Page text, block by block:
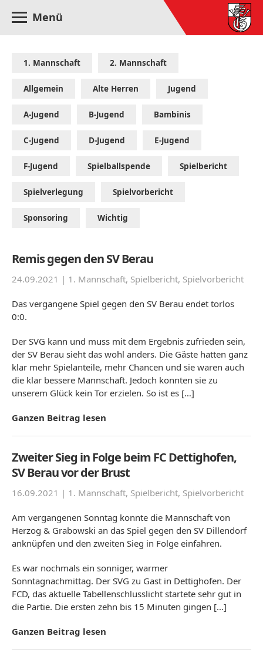
Menü
1. Mannschaft 2. Mannschaft
Allgemein Alte Herren Jugend
A-Jugend B-Jugend Bambinis
C-Jugend D-Jugend E-Jugend
F-Jugend Spielballspende Spielbericht
Spielverlegung Spielvorbericht
Sponsoring Wichtig
Remis gegen den SV Berau
24.09.2021 | 1. Mannschaft, Spielbericht, Spielvorbericht
Das vergangene Spiel gegen den SV Berau endet torlos
0:0.
Der SVG kann und muss mit dem Ergebnis zufrieden sein,
der SV Berau sieht das wohl anders. Die Gäste hatten ganz
klar mehr Spielanteile, mehr Chancen und sie waren auch
die klar bessere Mannschaft. Jedoch konnten sie zu
unserem Glück kein Tor erzielen. So ist es […]
Ganzen Beitrag lesen
Zweiter Sieg in Folge beim FC Dettighofen,
SV Berau vor der Brust
16.09.2021 | 1. Mannschaft, Spielbericht, Spielvorbericht
Am vergangenen Sonntag konnte die Mannschaft von
Herzog & Grabowski an das Spiel gegen den SV Dillendorf
anknüpfen und den zweiten Sieg in Folge einfahren.
Es war nochmals ein sonniger, warmer
Sonntagnachmittag. Der SVG zu Gast in Dettighofen. Der
FCD, das aktuelle Tabellenschlusslicht startete sehr gut in
die Partie. Die ersten zehn bis 15 Minuten gingen […]
Ganzen Beitrag lesen